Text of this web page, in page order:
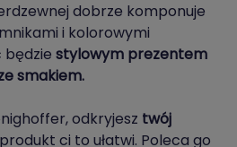
dobrze komponuje
i kolorowymi
będzie stylowym prezentem
smakiem.
odkryjesz twój
ci to ułatwi. Poleca go